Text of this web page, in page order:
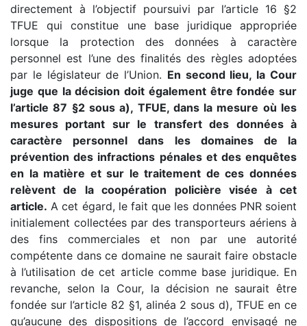
directement à l’objectif poursuivi par l’article 16 §2
TFUE qui constitue une base juridique appropriée
lorsque la protection des données à caractère
personnel est l’une des finalités des règles adoptées
par le législateur de l’Union. En second lieu, la Cour
juge que la décision doit également être fondée sur
l’article 87 §2 sous a), TFUE, dans la mesure où les
mesures portant sur le transfert des données à
caractère personnel dans les domaines de la
prévention des infractions pénales et des enquêtes
en la matière et sur le traitement de ces données
relèvent de la coopération policière visée à cet
article. A cet égard, le fait que les données PNR soient
initialement collectées par des transporteurs aériens à
des fins commerciales et non par une autorité
compétente dans ce domaine ne saurait faire obstacle
à l’utilisation de cet article comme base juridique. En
revanche, selon la Cour, la décision ne saurait être
fondée sur l’article 82 §1, alinéa 2 sous d), TFUE en ce
qu’aucune des dispositions de l’accord envisagé ne